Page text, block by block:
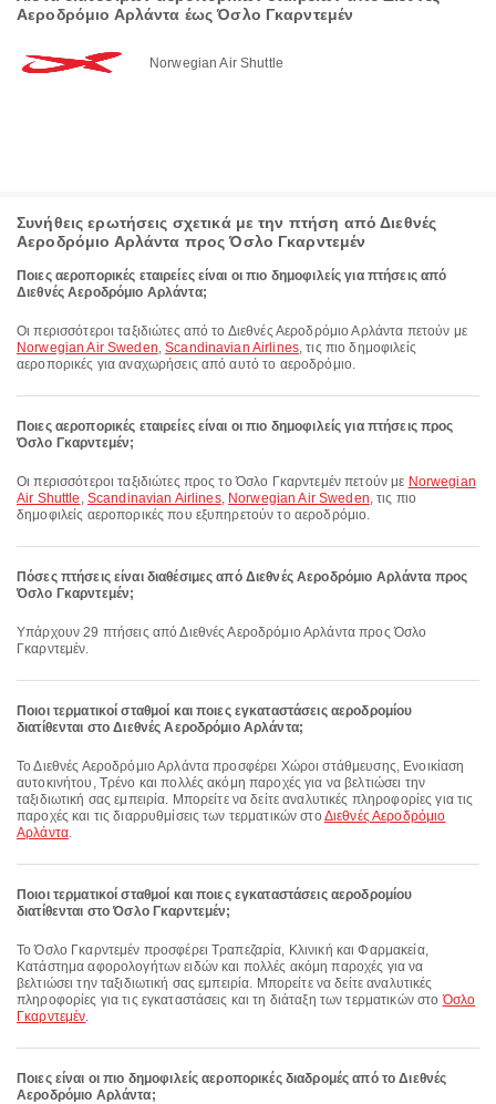
Αεροδρόμιο Αρλάντα έως Όσλο Γκαρντεμέν
Norwegian Air Shuttle
Συνήθεις ερωτήσεις σχετικά με την πτήση από Διεθνές
Αεροδρόμιο Αρλάντα προς Όσλο Γκαρντεμέν
Ποιες αεροπορικές εταιρείες είναι οι πιο δημοφιλείς για πτήσεις από
Διεθνές Αεροδρόμιο Αρλάντα;
Οι περισσότεροι ταξιδιώτες από το Διεθνές Αεροδρόμιο Αρλάντα πετούν με
Norwegian Air Sweden,Scandinavian Airlines, τις πιο δημοφιλείς
αεροπορικές για αναχωρήσεις από αυτό το αεροδρόμιο.
Ποιες αεροπορικές εταιρείες είναι οι πιο δημοφιλείς για πτήσεις προς
Όσλο Γκαρντεμέν;
Οι περισσότεροι ταξιδιώτες προς το Όσλο Γκαρντεμέν πετούν με Norwegian
Air Shuttle , Scandinavian Airlines, Norwegian Air Sweden, τις πιο
δημοφιλείς αεροπορικές που εξυπηρετούν το αεροδρόμιο.
Πόσες πτήσεις είναι διαθέσιμες από Διεθνές Αεροδρόμιο Αρλάντα προς
Όσλο Γκαρντεμέν;
Υπάρχουν 29 πτήσεις από Διεθνές Αεροδρόμιο Αρλάντα προς Όσλο
Γκαρντεμέν.
Ποιοι τερματικοί σταθμοί και ποιες εγκαταστάσεις αεροδρομίου
διατίθενται στο Διεθνές Αεροδρόμιο Αρλάντα;
Το Διεθνές Αεροδρόμιο Αρλάντα προσφέρει Χώροι στάθμευσης, Ενοικίαση
αυτοκινήτου, Τρένο και πολλές ακόμη παροχές για να βελτιώσει την
ταξιδιωτική σας εμπειρία. Μπορείτε να δείτε αναλυτικές πληροφορίες για τις
παροχές και τις διαρρυθμίσεις των τερματικών στοΔιεθνές Αεροδρόμιο
Αρλάντα.
Ποιοι τερματικοί σταθμοί και ποιες εγκαταστάσεις αεροδρομίου
διατίθενται στο Όσλο Γκαρντεμέν;
Το Όσλο Γκαρντεμέν προσφέρει Τραπεζαρία, Κλινική και Φαρμακεία,
Κατάστημα αφορολογήτων ειδών και πολλές ακόμη παροχές για να
βελτιώσει την ταξιδιωτική σας εμπειρία. Μπορείτε να δείτε αναλυτικές
πληροφορίες για τις εγκαταστάσεις και τη διάταξη των τερματικών στοΌσλο
Γκαρντεμέν.
Ποιες είναι οι πιο δημοφιλείς αεροπορικές διαδρομές από το Διεθνές
Αεροδρόμιο Αρλάντα;